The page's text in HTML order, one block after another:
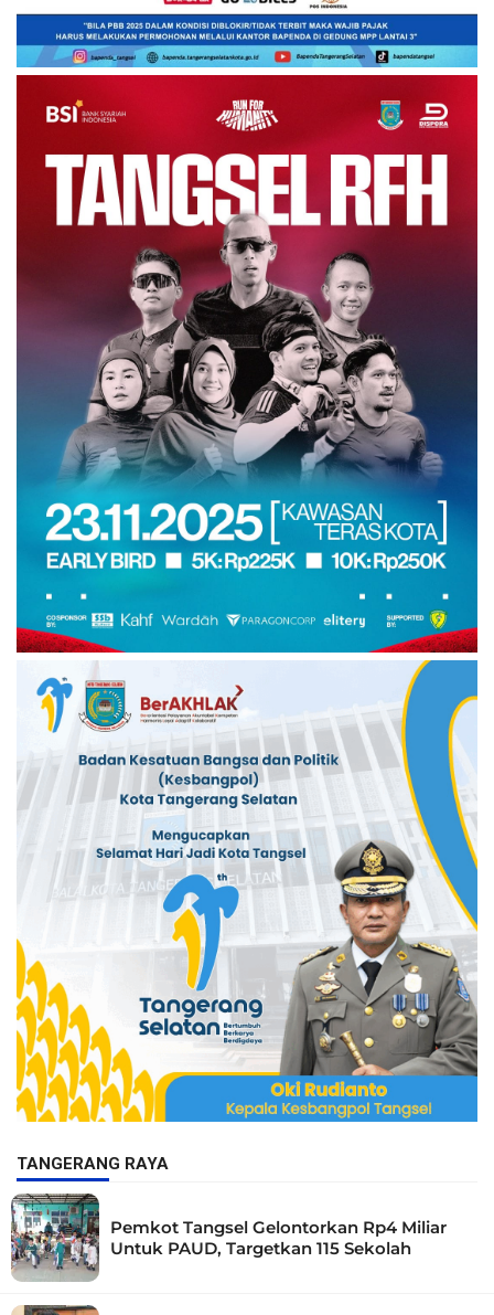
TANGERANG RAYA
Pemkot Tangsel Gelontorkan Rp4 Miliar
Untuk PAUD, Targetkan 115 Sekolah